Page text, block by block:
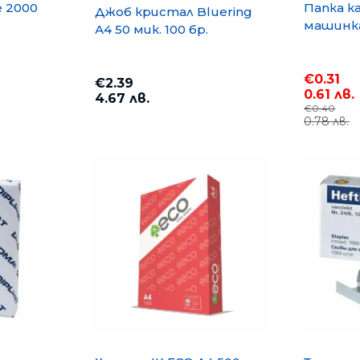
2000
Джоб кристал Bluering
А4 50 мик. 100 бр.
€2.39
4.67 лв.
Папка
€0.31
0.61 лв.
€0.40
0.78 лв.